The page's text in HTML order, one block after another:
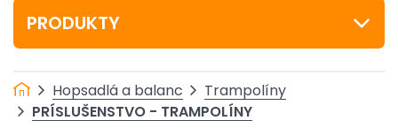
PRODUKTY
Hopsadlá a balanc
Trampolíny
PRÍSLUŠENSTVO - TRAMPOLÍNY